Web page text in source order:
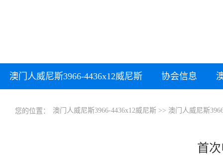
澳门人威尼斯3966-4436x12威尼斯 协会信息
您的位置： 澳门人威尼斯3966-4436x12威尼斯 >> 澳门人威尼斯
首